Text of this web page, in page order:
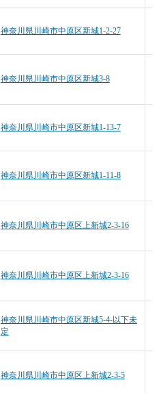
神奈川県川崎市中原区新城1-2-27
神奈川県川崎市中原区新城3-8
神奈川県川崎市中原区新城1-13-7
神奈川県川崎市中原区新城1-11-8
神奈川県川崎市中原区上新城2-3-16
神奈川県川崎市中原区上新城2-3-16
神奈川県川崎市中原区新城5-4-以下未
定
神奈川県川崎市中原区上新城2-3-5